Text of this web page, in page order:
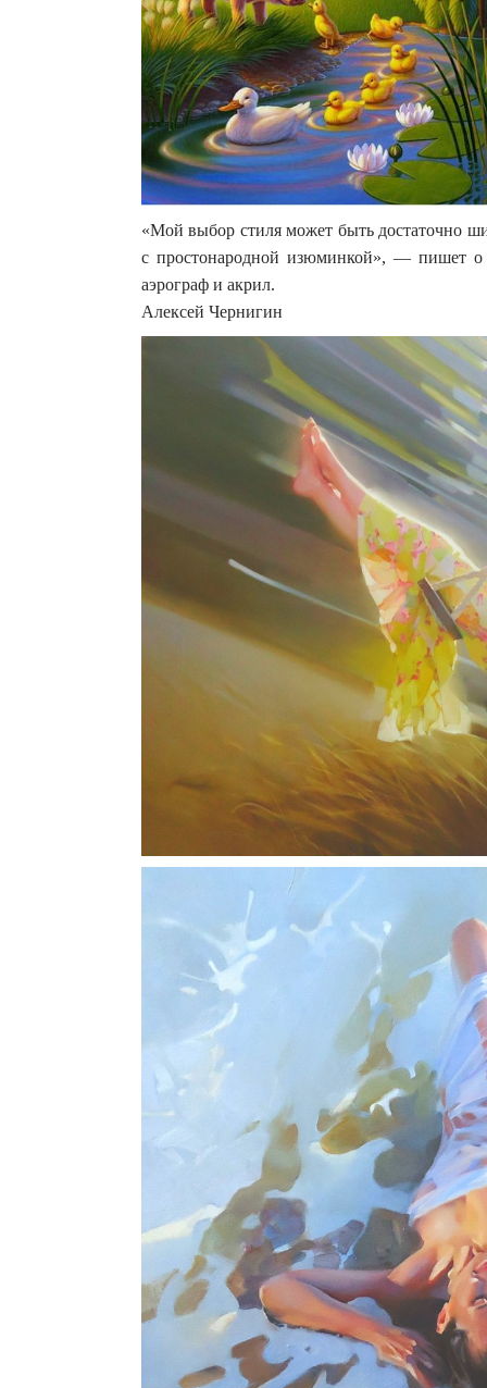
«Мой выбор стиля может быть достаточно
с простонародной изюминкой», — пишет о
аэрограф и акрил.
Алексей Чернигин